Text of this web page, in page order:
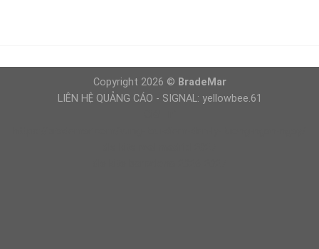
Copyright 2026 © BradeMar
LIÊN HỆ QUẢNG CÁO - SIGNAL: yellowbee.61